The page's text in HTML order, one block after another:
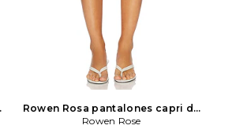
Rowen Rosa pantalones capri de
luN/Ares en color gris Rowen Rose
Rowen Rose